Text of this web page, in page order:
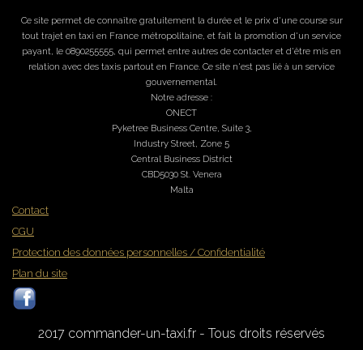
Ce site permet de connaître gratuitement la durée et le prix d'une course sur
tout trajet en taxi en France métropolitaine, et fait la promotion d'un service
payant, le 0890255555, qui permet entre autres de contacter et d'être mis en
relation avec des taxis partout en France. Ce site n'est pas lié à un service
gouvernemental.
Notre adresse :
ONECT
Pyketree Business Centre, Suite 3,
Industry Street, Zone 5
Central Business District
CBD5030 St. Venera
Malta
Contact
CGU
Protection des données personnelles / Confidentialité
Plan du site
2017 commander-un-taxi.fr - Tous droits réservés